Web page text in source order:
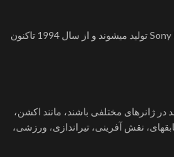
این کنسولها توسط شرکت سونی یا Sony تولید میشوند و از سال 1994 تاکنون
میتوانند در ژانرهای مختلفی باشند، مانند اکشن،
نقش آفرینی، تیراندازی، ورزشی،